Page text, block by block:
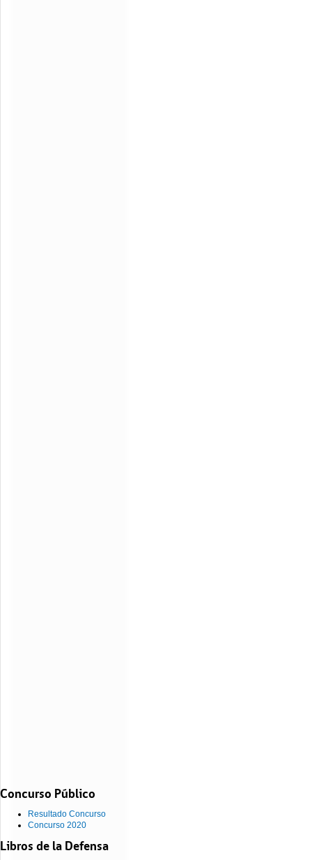
Concurso Público
Resultado Concurso
Concurso 2020
Libros de la Defensa